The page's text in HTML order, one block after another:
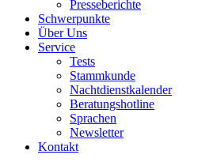
Presseberichte
Schwerpunkte
Über Uns
Service
Tests
Stammkunde
Nachtdienstkalender
Beratungshotline
Sprachen
Newsletter
Kontakt